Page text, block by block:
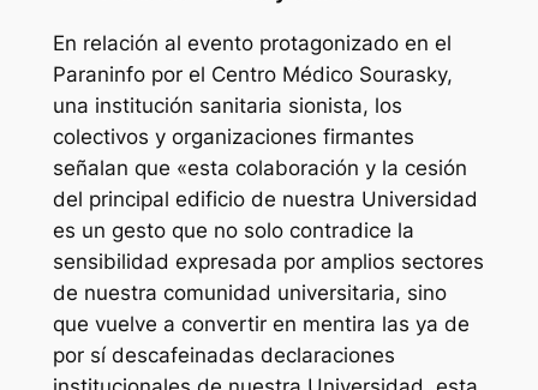
En relación al evento protagonizado en el
Paraninfo por el Centro Médico Sourasky,
una institución sanitaria sionista, los
colectivos y organizaciones firmantes
señalan que «esta colaboración y la cesión
del principal edificio de nuestra Universidad
es un gesto que no solo contradice la
sensibilidad expresada por amplios sectores
de nuestra comunidad universitaria, sino
que vuelve a convertir en mentira las ya de
por sí descafeinadas declaraciones